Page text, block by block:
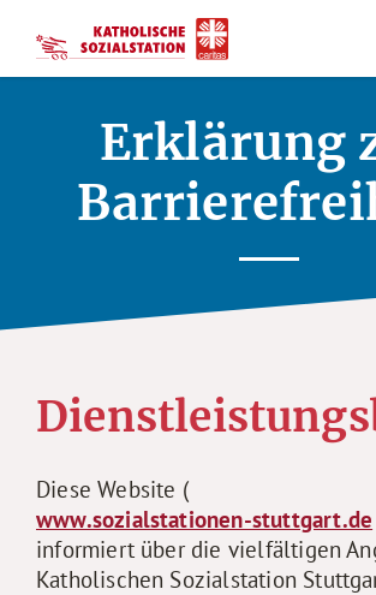
Erklärung
Diese Website (
www.sozialstationen-stuttgart.de
informiert über die vielfältigen
Katholischen Sozialstation